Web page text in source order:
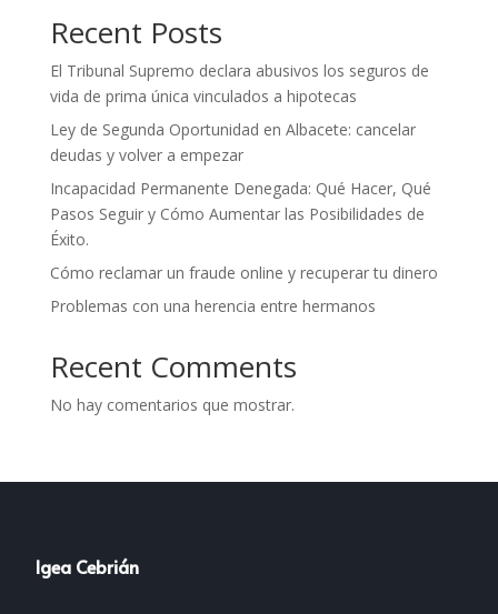
Recent Posts
El Tribunal Supremo declara abusivos los seguros de
vida de prima única vinculados a hipotecas
Ley de Segunda Oportunidad en Albacete: cancelar
deudas y volver a empezar
Incapacidad Permanente Denegada: Qué Hacer, Qué
Pasos Seguir y Cómo Aumentar las Posibilidades de
Éxito.
Cómo reclamar un fraude online y recuperar tu dinero
Problemas con una herencia entre hermanos
Recent Comments
No hay comentarios que mostrar.
Igea Cebrián